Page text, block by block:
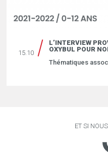
15.10
L’INTERVIEW
OXYBUL POUR
Thématiques
ET SI